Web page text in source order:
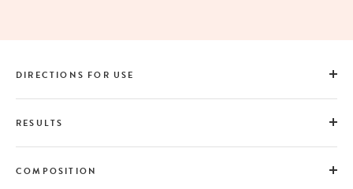
DIRECTIONS FOR USE
RESULTS
COMPOSITION